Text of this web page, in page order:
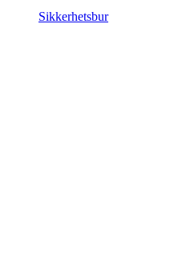
Sikkerhetsbur